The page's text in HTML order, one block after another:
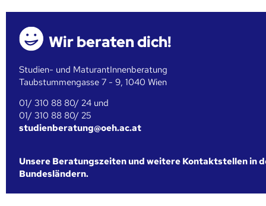
Wir beraten dich!
Studien- und MaturantInnenberatung
Taubstummengasse 7 - 9, 1040 Wien
01/ 310 88 80/ 24 und
01/ 310 88 80/ 25
studienberatung@oeh.ac.at
Unsere Beratungszeiten und weitere Kontaktstellen in
Bundesländern.